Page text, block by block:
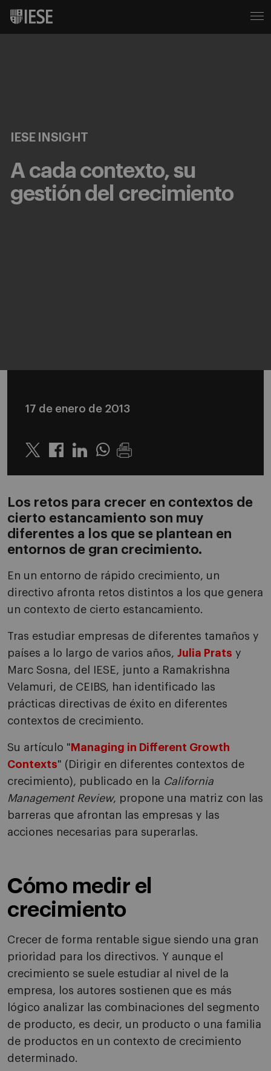
IESE INSIGHT
A cada contexto, su
gestión del crecimiento
17 de enero de 2013
Twitter LinkedinWhatsapp
Los retos para crecer en contextos de
cierto estancamiento son muy
diferentes a los que se plantean en
entornos de gran crecimiento.
En un entorno de rápido crecimiento, un
directivo afronta retos distintos a los que genera
un contexto de cierto estancamiento.
Tras estudiar empresas de diferentes tamaños y
países a lo largo de varios años, Julia Prats y
Marc Sosna, del IESE, junto a Ramakrishna
Velamuri, de CEIBS, han identificado las
prácticas directivas de éxito en diferentes
contextos de crecimiento.
Su artículo " Managing in Different Growth
Contexts" (Dirigir en diferentes contextos de
crecimiento), publicado en la California
Management Review, propone una matriz con las
barreras que afrontan las empresas y las
acciones necesarias para superarlas.
Cómo medir el
crecimiento
Crecer de forma rentable sigue siendo una gran
prioridad para los directivos. Y aunque el
crecimiento se suele estudiar al nivel de la
empresa, los autores sostienen que es más
lógico analizar las combinaciones del segmento
de producto, es decir, un producto o una familia
de productos en un contexto de crecimiento
determinado.